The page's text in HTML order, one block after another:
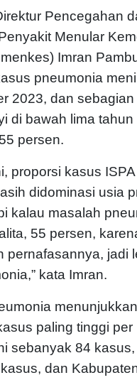
Pencegahan
Menular
Imran
pneumonia
2023, dan
di bawah lima tahun
persen.
proporsi kasus
didominasi usia
kalau masalah
55 persen,
pernafasannya, jadi
kata Imran.
paling tinggi per
sebanyak 84
dan